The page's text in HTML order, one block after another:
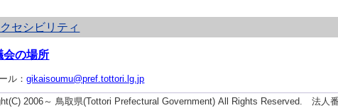
セシビリティ
会の場所
ル：gikaisoumu@pref.tottori.lg.jp
2006～ 鳥取県(Tottori Prefectural Government) All Rights Reserved. 法人